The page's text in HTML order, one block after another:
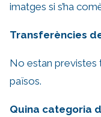
imatges si s’ha
Transferències
No estan previstes
països.
Quina categoria